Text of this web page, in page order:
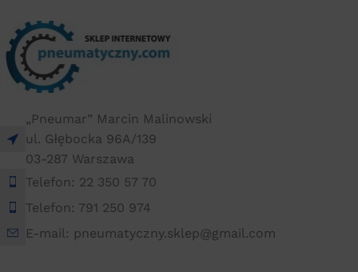
„Pneumar” Marcin Malinowski
ul. Głębocka 96A/139
03-287 Warszawa
Telefon: 22 350 57 70
Telefon: 791 250 974
E-mail: pneumatyczny.sklep@gmail.com